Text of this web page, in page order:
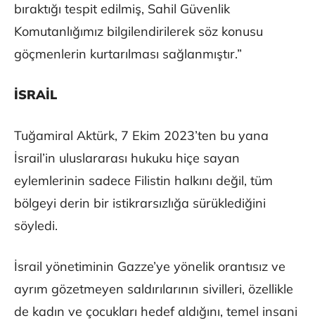
bıraktığı tespit edilmiş, Sahil Güvenlik
Komutanlığımız bilgilendirilerek söz konusu
göçmenlerin kurtarılması sağlanmıştır.”
İSRAİL
Tuğamiral Aktürk, 7 Ekim 2023’ten bu yana
İsrail’in uluslararası hukuku hiçe sayan
eylemlerinin sadece Filistin halkını değil, tüm
bölgeyi derin bir istikrarsızlığa sürüklediğini
söyledi.
İsrail yönetiminin Gazze’ye yönelik orantısız ve
ayrım gözetmeyen saldırılarının sivilleri, özellikle
de kadın ve çocukları hedef aldığını, temel insani